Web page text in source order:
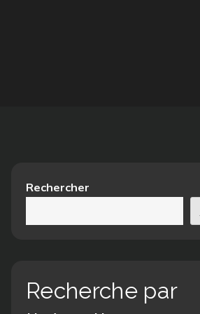
Rechercher
Recherche par